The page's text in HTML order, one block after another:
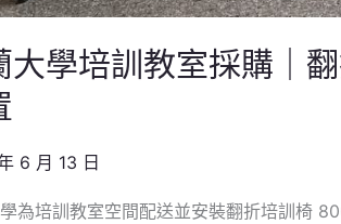
大學培訓教室採購｜
6 月 13 日
為培訓教室空間配送並安裝翻折培訓椅